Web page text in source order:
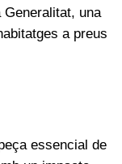
una
a preus
essencial de